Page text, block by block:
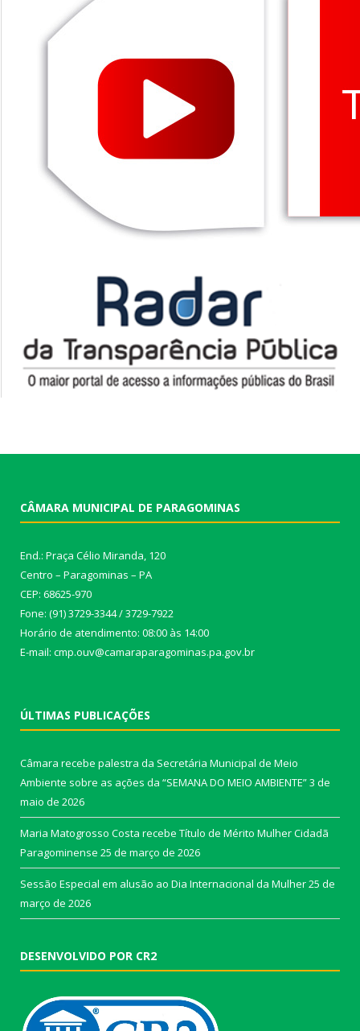
CÂMARA MUNICIPAL DE PARAGOMINAS
End.: Praça Célio Miranda, 120
Centro – Paragominas – PA
CEP: 68625-970
Fone: (91) 3729-3344 / 3729-7922
Horário de atendimento: 08:00 às 14:00
E-mail: cmp.ouv@camaraparagominas.pa.gov.br
ÚLTIMAS PUBLICAÇÕES
Câmara recebe palestra da Secretária Municipal de Meio
Ambiente sobre as ações da “SEMANA DO MEIO AMBIENTE”3 de
maio de 2026
Maria Matogrosso Costa recebe Título de Mérito Mulher Cidadã
Paragominense 25 de março de 2026
Sessão Especial em alusão ao Dia Internacional da Mulher25 de
março de 2026
DESENVOLVIDO POR CR2